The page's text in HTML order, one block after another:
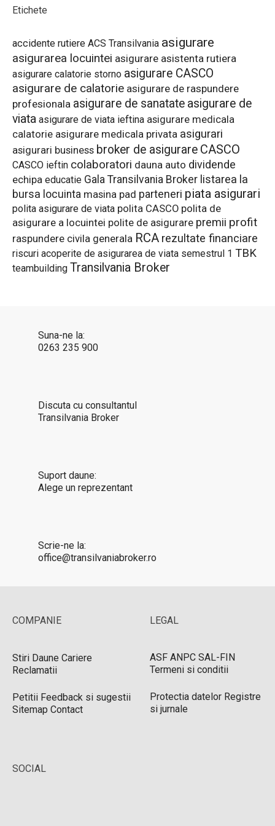
Etichete
accidente rutiere ACS Transilvania asigurare
asigurarea locuintei asigurare asistenta rutiera
asigurare calatorie storno asigurare CASCO
asigurare de calatorie asigurare de raspundere
profesionala asigurare de sanatate asigurare de
viata asigurare de viata ieftina asigurare medicala
calatorie asigurare medicala privata asigurari
asigurari business broker de asigurare CASCO
CASCO ieftin colaboratori dauna auto dividende
echipa educatie Gala Transilvania Broker listarea la
bursa locuinta masina pad parteneri piata asigurari
polita asigurare de viata polita CASCO polita de
asigurare a locuintei polite de asigurare premii profit
raspundere civila generala RCA rezultate financiare
riscuri acoperite de asigurarea de viata semestrul 1 TBK
teambuilding Transilvania Broker
Suna-ne la:
0263 235 900
Discuta cu consultantul
Transilvania Broker
Suport daune:
Alege un reprezentant
Scrie-ne la:
office@transilvaniabroker.ro
COMPANIE
Stiri Daune Cariere
Reclamatii
Petitii Feedback si sugestii
Sitemap Contact
LEGAL
ASF ANPC SAL-FIN
Termeni si conditii
Protectia datelor Registre
si jurnale
SOCIAL